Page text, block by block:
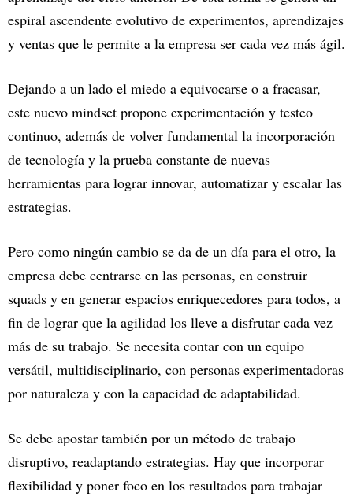
espiral ascendente evolutivo de experimentos, aprendizajes
y ventas que le permite a la empresa ser cada vez más ágil.
Dejando a un lado el miedo a equivocarse o a fracasar,
este nuevo mindset propone experimentación y testeo
continuo, además de volver fundamental la incorporación
de tecnología y la prueba constante de nuevas
herramientas para lograr innovar, automatizar y escalar las
estrategias.
Pero como ningún cambio se da de un día para el otro, la
empresa debe centrarse en las personas, en construir
squads y en generar espacios enriquecedores para todos, a
fin de lograr que la agilidad los lleve a disfrutar cada vez
más de su trabajo. Se necesita contar con un equipo
versátil, multidisciplinario, con personas experimentadoras
por naturaleza y con la capacidad de adaptabilidad.
Se debe apostar también por un método de trabajo
disruptivo, readaptando estrategias. Hay que incorporar
flexibilidad y poner foco en los resultados para trabajar